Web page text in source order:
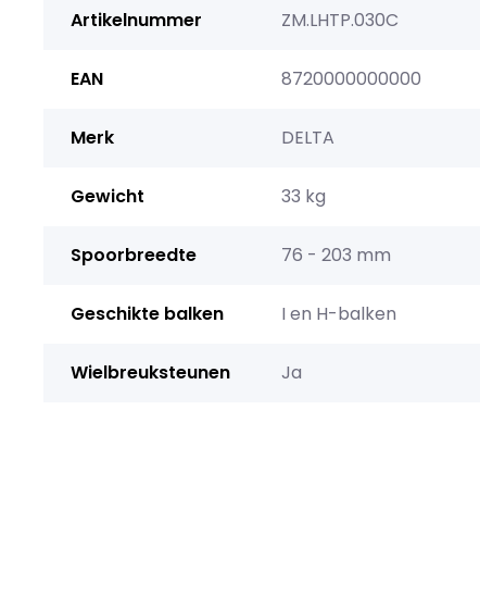
Artikelnummer ZM.LHTP.030C
EAN 8720000000000
Merk DELTA
Gewicht 33 kg
Spoorbreedte 76 - 203 mm
Geschikte balken I en H-balken
Wielbreuksteunen Ja